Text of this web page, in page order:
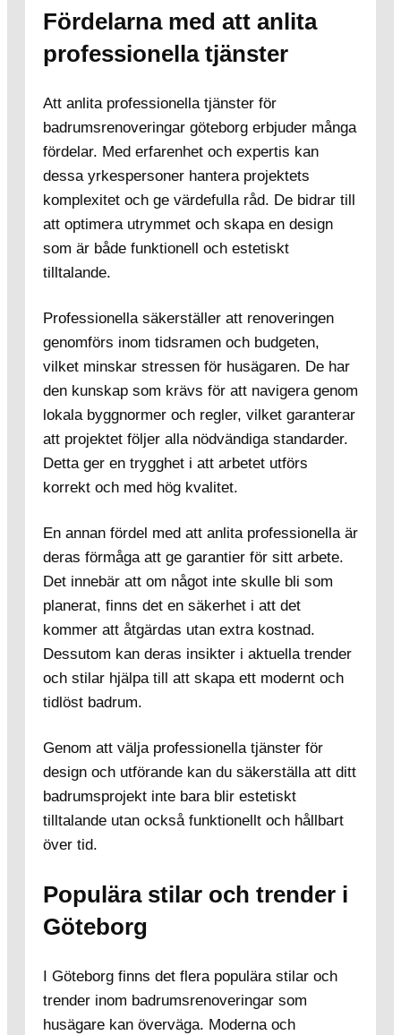
Fördelarna med att anlita
professionella tjänster
Att anlita professionella tjänster för
badrumsrenoveringar göteborg erbjuder många
fördelar. Med erfarenhet och expertis kan
dessa yrkespersoner hantera projektets
komplexitet och ge värdefulla råd. De bidrar till
att optimera utrymmet och skapa en design
som är både funktionell och estetiskt
tilltalande.
Professionella säkerställer att renoveringen
genomförs inom tidsramen och budgeten,
vilket minskar stressen för husägaren. De har
den kunskap som krävs för att navigera genom
lokala byggnormer och regler, vilket garanterar
att projektet följer alla nödvändiga standarder.
Detta ger en trygghet i att arbetet utförs
korrekt och med hög kvalitet.
En annan fördel med att anlita professionella är
deras förmåga att ge garantier för sitt arbete.
Det innebär att om något inte skulle bli som
planerat, finns det en säkerhet i att det
kommer att åtgärdas utan extra kostnad.
Dessutom kan deras insikter i aktuella trender
och stilar hjälpa till att skapa ett modernt och
tidlöst badrum.
Genom att välja professionella tjänster för
design och utförande kan du säkerställa att ditt
badrumsprojekt inte bara blir estetiskt
tilltalande utan också funktionellt och hållbart
över tid.
Populära stilar och trender i
Göteborg
I Göteborg finns det flera populära stilar och
trender inom badrumsrenoveringar som
husägare kan överväga. Moderna och